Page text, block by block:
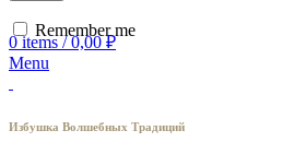
Remember me
0items / 0,00₽
Menu
Избушка Волшебных Традиций